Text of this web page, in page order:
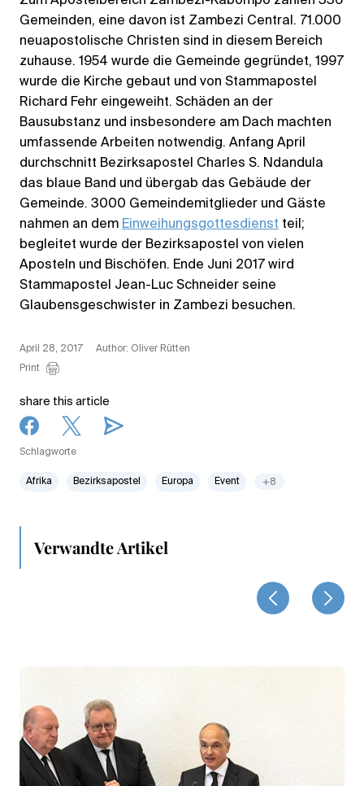
Gemeinden, eine davon ist Zambezi Central. 71.000
neuapostolische Christen sind in diesem Bereich
zuhause. 1954 wurde die Gemeinde gegründet, 1997
wurde die Kirche gebaut und von Stammapostel
Richard Fehr eingeweiht. Schäden an der
Bausubstanz und insbesondere am Dach machten
umfassende Arbeiten notwendig. Anfang April
durchschnitt Bezirksapostel Charles S. Ndandula
das blaue Band und übergab das Gebäude der
Gemeinde. 3000 Gemeindemitglieder und Gäste
nahmen an dem Einweihungsgottesdienst teil;
begleitet wurde der Bezirksapostel von vielen
Aposteln und Bischöfen. Ende Juni 2017 wird
Stammapostel Jean-Luc Schneider seine
Glaubensgeschwister in Zambezi besuchen.
April 28, 2017
Author: Oliver Rütten
Print
share this article
Schlagworte
Afrika Bezirksapostel Europa Event +8
Verwandte Artikel